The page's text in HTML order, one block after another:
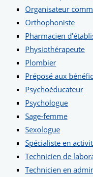
Organisateur
Orthophoniste
Pharmacien
Physiothérapeute
Plombier
Préposé aux
Psychoéducateur
Psychologue
Sage-femme
Sexologue
Spécialiste en
Technicien de
Technicien en